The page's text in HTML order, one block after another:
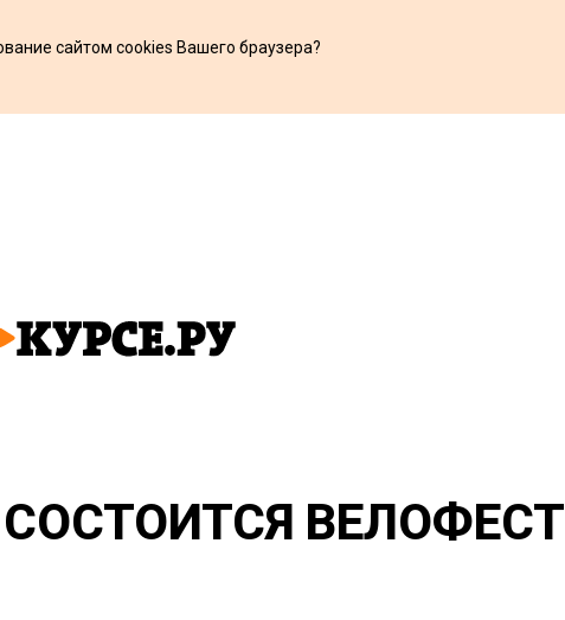
сайтом cookies Вашего браузера?
ВЕЛОФЕСТ